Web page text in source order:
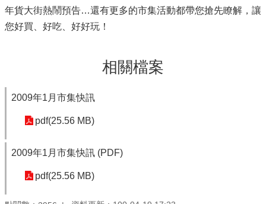
年貨大街熱鬧預告…還有更多的市集活動都帶您搶先瞭解，讓
您好買、好吃、好好玩！
相關檔案
2009年1月市集快訊
pdf(25.56 MB)
2009年1月市集快訊 (PDF)
pdf(25.56 MB)